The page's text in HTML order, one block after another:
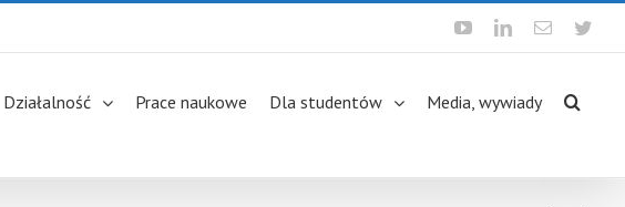
YoutubeLinkedinEmail
Działalność Prace naukowe Dla studentów Media, wywiady